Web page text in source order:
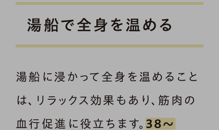
湯船で全身を温める
湯船に浸かって全身を温めること
は、リラックス効果もあり、筋肉の
血行促進に役立ちます。 38～